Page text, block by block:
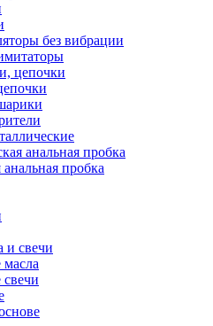
без вибрации
цепочки
анальная пробка
пробка
и свечи